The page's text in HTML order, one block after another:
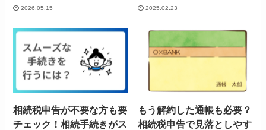
2026.05.15 2025.02.23
相続税申告が不要な方も要
チェック！相続手続きがス
もう解約した通帳も必要？
相続税申告で見落としやす